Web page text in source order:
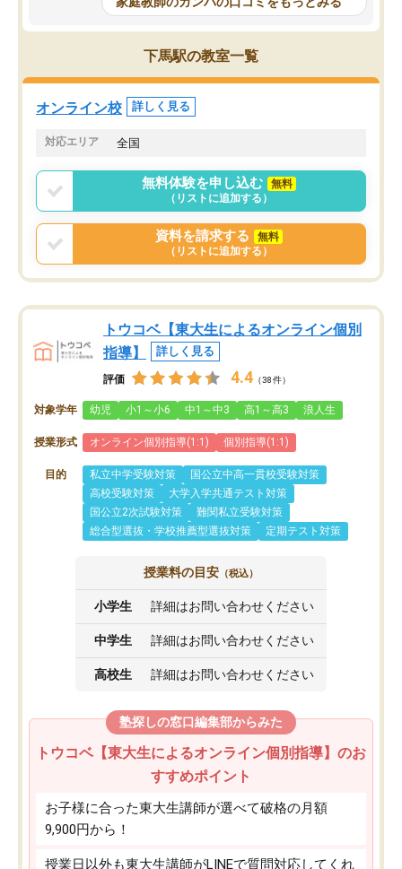
科目が増えてきました！あと1年受験ま
であるので無料の週末教室を使用しな
がら頑張って欲しいと思います！
下馬駅の教室一覧
オンライン校 詳しく見る
対応エリア 全国
無料体験を申し込む
無料
（リストに追加する）
資料を請求する
無料
（リストに追加する）
トウコベ【東大生によるオンライン個別
指導】
詳しく見る
評価 4.4 （38件）
対象学年 幼児 小1～小6 中1～中3 高1～高3 浪人生
授業形式 オンライン個別指導(1:1) 個別指導(1:1)
目的 私立中学受験対策
国公立中高一貫校受験対策
高校受験対策
大学入学共通テスト対策
国公立2次試験対策
難関私立受験対策
総合型選抜・学校推薦型選抜対策
定期テスト対策
授業料の目安 （税込）
小学生 詳細はお問い合わせください
中学生 詳細はお問い合わせください
高校生 詳細はお問い合わせください
塾探しの窓口編集部からみた
トウコベ【東大生によるオンライン個別指導】のお
すすめポイント
お子様に合った東大生講師が選べて破格の月額
9,900円から！
授業日以外も東大生講師がLINEで質問対応してくれ